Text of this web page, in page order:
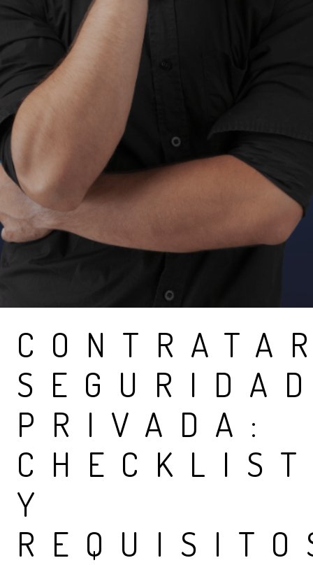
PRIVADA:
CHECKLIST
Y